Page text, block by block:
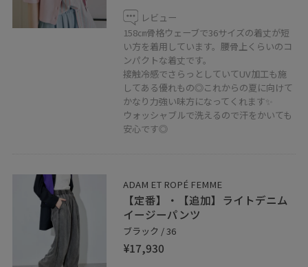
ので、
ボトムはテロッとしたリラックス感のあるイージーパン
バランスを取って足元は大のお気に入りのカバーヒール
サンダルで高さを出して。
夏まで着られるコーデです♡
藤井大丸オンラインショップにも一部掲載しておりま
す！femmeアイテムは
こちら からご覧いただけます。
※記載のないアイテムはスタッフ私物です
レビュー
158㎝骨格ウェーブで36サイズの着丈が短
い方を着用しています。腰骨上くらいのコ
ンパクトな着丈です。
接触冷感でさらっとしていてUV加工も施
してある優れもの◎これからの夏に向けて
かなり力強い味方になってくれます✨
ウォッシャブルで洗えるので汗をかいても
安心です◎
ADAM ET ROPÉ FEMME
【定番】・【追加】ライトデニム
イージーパンツ
ブラック / 36
¥17,930